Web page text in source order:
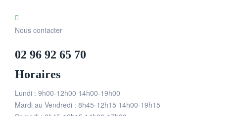
Nous contacter
02 96 92 65 70
Horaires
Lundi : 9h00-12h00 14h00-19h00
Mardi au Vendredi : 8h45-12h15 14h00-19h15